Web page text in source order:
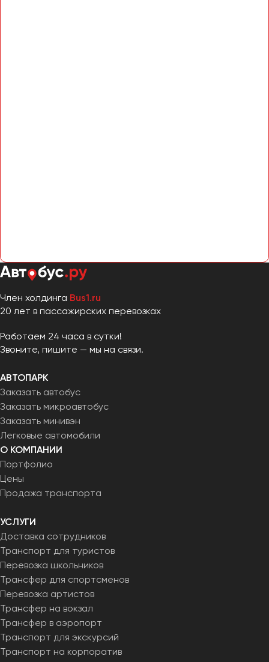
Член холдинга Bus1.ru
20 лет в пассажирских перевозках
Работаем 24 часа в сутки!
Звоните, пишите — мы на связи.
АВТОПАРК
Заказать автобус
Заказать микроавтобус
Заказать минивэн
Легковые автомобили
О КОМПАНИИ
Портфолио
Цены
Продажа транспорта
УСЛУГИ
Доставка сотрудников
Транспорт для туристов
Перевозка школьников
Трансфер для спортсменов
Перевозка артистов
Трансфер на вокзал
Трансфер в аэропорт
Транспорт для экскурсий
Транспорт на корпоратив